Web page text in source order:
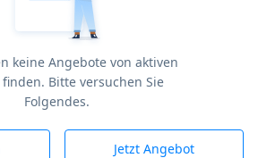
keine Angebote von aktiven
Bitte versuchen Sie
Folgendes.
Jetzt Angebot